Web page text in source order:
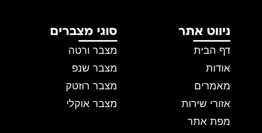
ניווט אתר
דף הבית
אודות
מאמרים
אזורי שירות
מפת אתר
סוגי מצברים
מצבר ורטה
מצבר שנפ
מצבר רוזטק
מצבר אוקלי